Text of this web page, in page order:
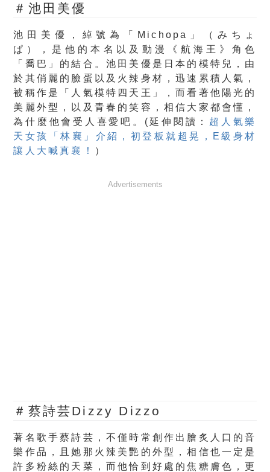
＃池田美優
池田美優， 綽號為 「 Michopa 」（ みちょ
ぱ ），是他的本名以及動漫《航海王》角色
「喬巴」的結合。池田美優是日本的模特兒，由
於其俏麗的臉蛋以及火辣身材，迅速累積人氣，
被稱作是「人氣模特四天王」，而看著他陽光的
美麗外型，以及青春的笑容，相信大家都會懂，
為什麼他會受人喜愛吧。(延伸閱讀： 超人氣樂
天女孩「林襄」介紹，初登板就超晃，E級身材
讓人大喊真襄！
）
Advertisements
＃蔡詩芸Dizzy Dizzo
著名歌手蔡詩芸，不僅時常創作出膾炙人口的音
樂作品，且她那火辣美艷的外型，相信也一定是
許多粉絲的天菜，而他恰到好處的焦糖膚色，更